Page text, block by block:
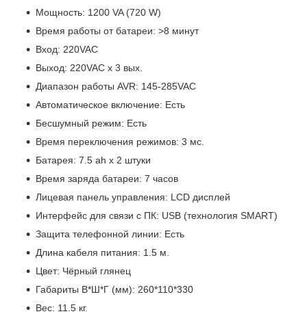
Мощность: 1200 VA (720 W)
Время работы от батареи: >8 минут
Вход: 220VAC
Выход: 220VAC x 3 вых.
Диапазон работы AVR: 145-285VAC
Автоматическое включение: Есть
Бесшумный режим: Есть
Время переключения режимов: 3 мс.
Батарея: 7.5 ah x 2 штуки
Время заряда батареи: 7 часов
Лицевая панель управления: LCD дисплей
Интерфейс для связи с ПК: USB (технология SMART)
Защита телефонной линии: Есть
Длина кабеля питания: 1.5 м.
Цвет: Чёрный глянец
Габариты В*Ш*Г (мм): 260*110*330
Вес: 11.5 кг.